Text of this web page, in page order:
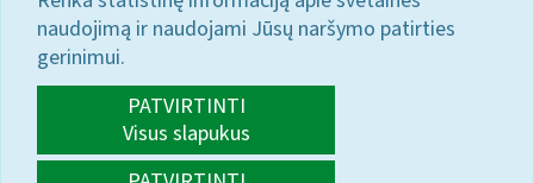
naudojimą ir naudojami Jūsų naršymo patirties
gerinimui.
PATVIRTINTI
Visus slapukus